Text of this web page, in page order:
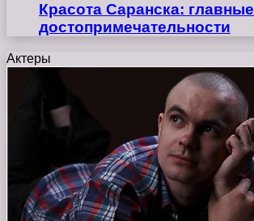
Красота Саранска: главные
достопримечательности
Актеры